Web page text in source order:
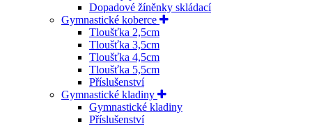
Dopadové žíněnky skládací
Gymnastické koberce
Tloušťka 2,5cm
Tloušťka 3,5cm
Tloušťka 4,5cm
Tloušťka 5,5cm
Příslušenství
Gymnastické kladiny
Gymnastické kladiny
Příslušenství